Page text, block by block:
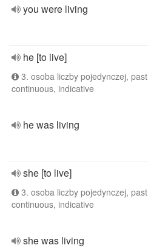
you were living
he [to live]
3. osoba liczby pojedynczej, past
continuous, indicative
he was living
she [to live]
3. osoba liczby pojedynczej, past
continuous, indicative
she was living